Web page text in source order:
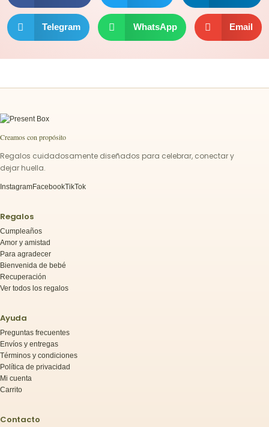
Telegram WhatsApp Email
Creamos con propósito
Regalos cuidadosamente diseñados para celebrar, conectar y
dejar huella.
InstagramFacebookTikTok
Regalos
Cumpleaños
Amor y amistad
Para agradecer
Bienvenida de bebé
Recuperación
Ver todos los regalos
Ayuda
Preguntas frecuentes
Envíos y entregas
Términos y condiciones
Política de privacidad
Mi cuenta
Carrito
Contacto